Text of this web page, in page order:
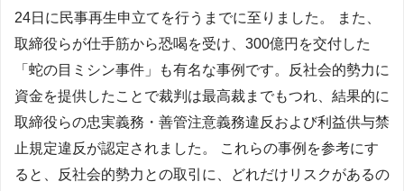
24日に民事再生申立てを行うまでに至りました。 また、
取締役らが仕手筋から恐喝を受け、300億円を交付した
「蛇の目ミシン事件」も有名な事例です。反社会的勢力に
資金を提供したことで裁判は最高裁までもつれ、結果的に
取締役らの忠実義務・善管注意義務違反および利益供与禁
止規定違反が認定されました。 これらの事例を参考にす
ると、反社会的勢力との取引に、どれだけリスクがあるの